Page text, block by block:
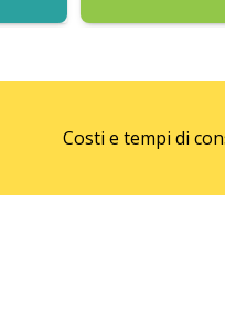
Costi e tempi di